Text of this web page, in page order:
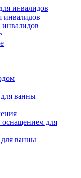
инвалидов
инвалидов
ванны
оснащением для
ванны